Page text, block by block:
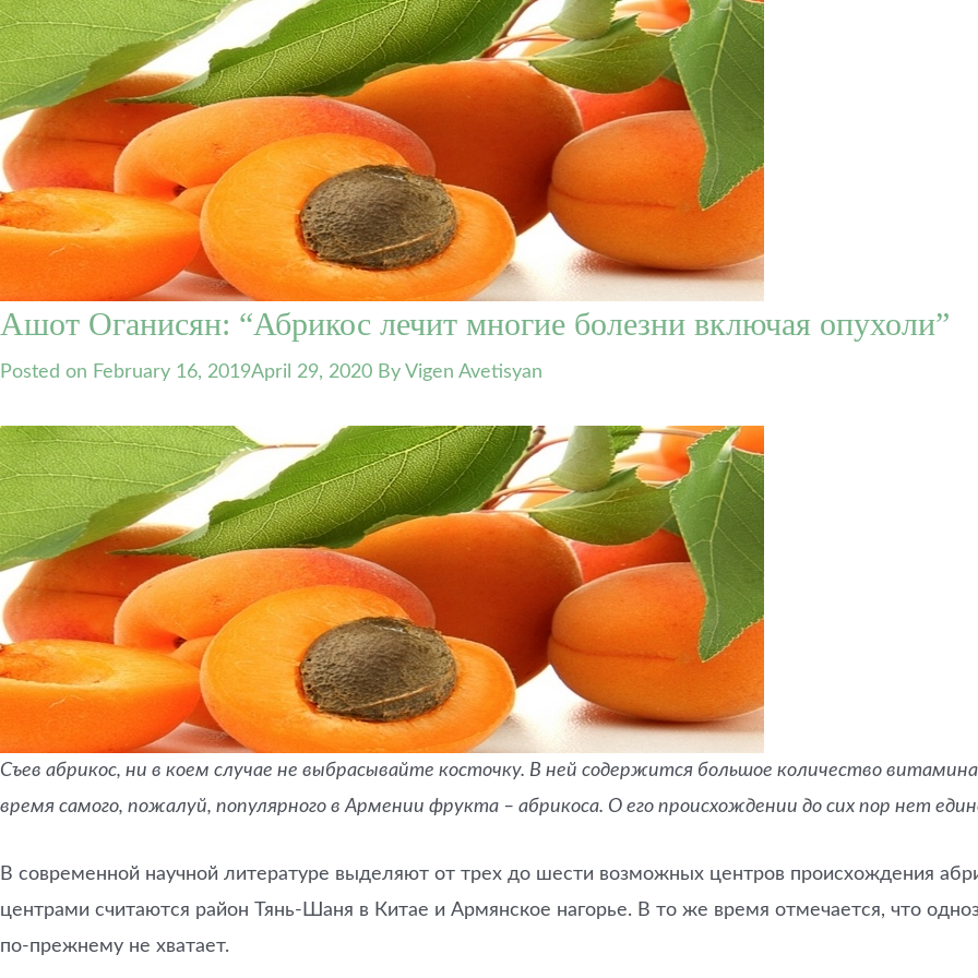
Ашот Оганисян: “Абрикос лечит многие болезни включая опухоли”
Posted on February 16, 2019April 29, 2020 By Vigen Avetisyan
Съев абрикос, ни в коем случае не выбрасывайте косточку. В ней содержится большое количество
время самого, пожалуй, популярного в Армении фрукта – абрикоса. О его происхождении до сих пор нет
В современной научной литературе выделяют от трех до шести возможных центров происхождения
центрами считаются район Тянь-Шаня в Китае и Армянское нагорье. В то же время отмечается, что
по-прежнему не хватает.